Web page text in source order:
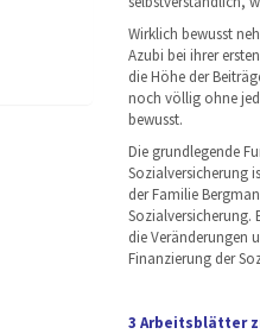
Wirklich bewusst
Azubi bei ihrer
die Höhe der
noch völlig ohne
bewusst.
Die grundlegende
Sozialversicherung
der Familie
Sozialversicherung.
die Veränderungen
Finanzierung der
3 Arbeitsblätter